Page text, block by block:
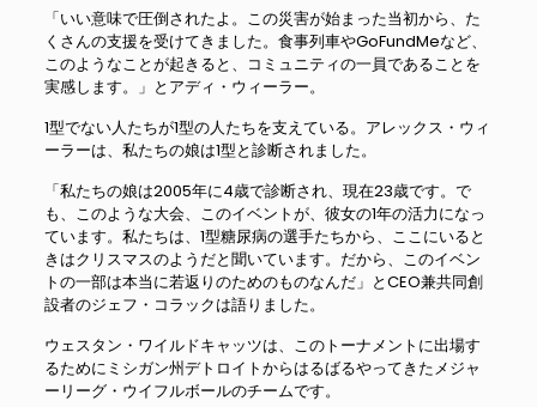
「いい意味で圧倒されたよ。この災害が始まった当初から、た
くさんの支援を受けてきました。食事列車やGoFundMeなど、
このようなことが起きると、コミュニティの一員であることを
実感します。」とアディ・ウィーラー。
1型でない人たちが1型の人たちを支えている。アレックス・ウィ
ーラーは、私たちの娘は1型と診断されました。
「私たちの娘は2005年に4歳で診断され、現在23歳です。で
も、このような大会、このイベントが、彼女の1年の活力になっ
ています。私たちは、1型糖尿病の選手たちから、ここにいると
きはクリスマスのようだと聞いています。だから、このイベン
トの一部は本当に若返りのためのものなんだ」とCEO兼共同創
設者のジェフ・コラックは語りました。
ウェスタン・ワイルドキャッツは、このトーナメントに出場す
るためにミシガン州デトロイトからはるばるやってきたメジャ
ーリーグ・ウイフルボールのチームです。